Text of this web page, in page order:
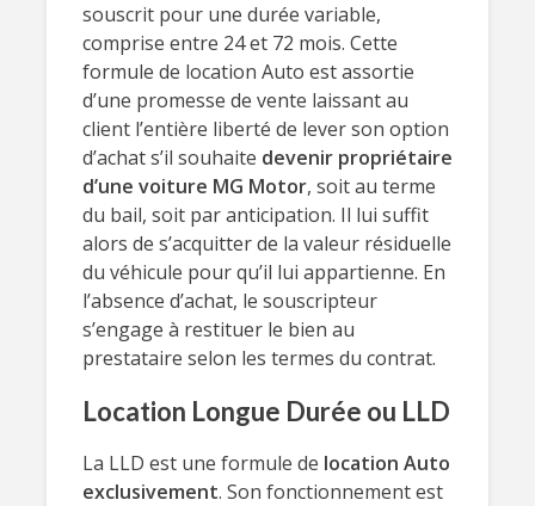
souscrit pour une durée variable,
comprise entre 24 et 72 mois. Cette
formule de location Auto est assortie
d’une promesse de vente laissant au
client l’entière liberté de lever son option
d’achat s’il souhaite devenir propriétaire
d’une voiture MG Motor, soit au terme
du bail, soit par anticipation. Il lui suffit
alors de s’acquitter de la valeur résiduelle
du véhicule pour qu’il lui appartienne. En
l’absence d’achat, le souscripteur
s’engage à restituer le bien au
prestataire selon les termes du contrat.
Location Longue Durée ou LLD
La LLD est une formule de location Auto
exclusivement. Son fonctionnement est